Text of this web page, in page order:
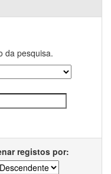
da pesquisa.
registos por: